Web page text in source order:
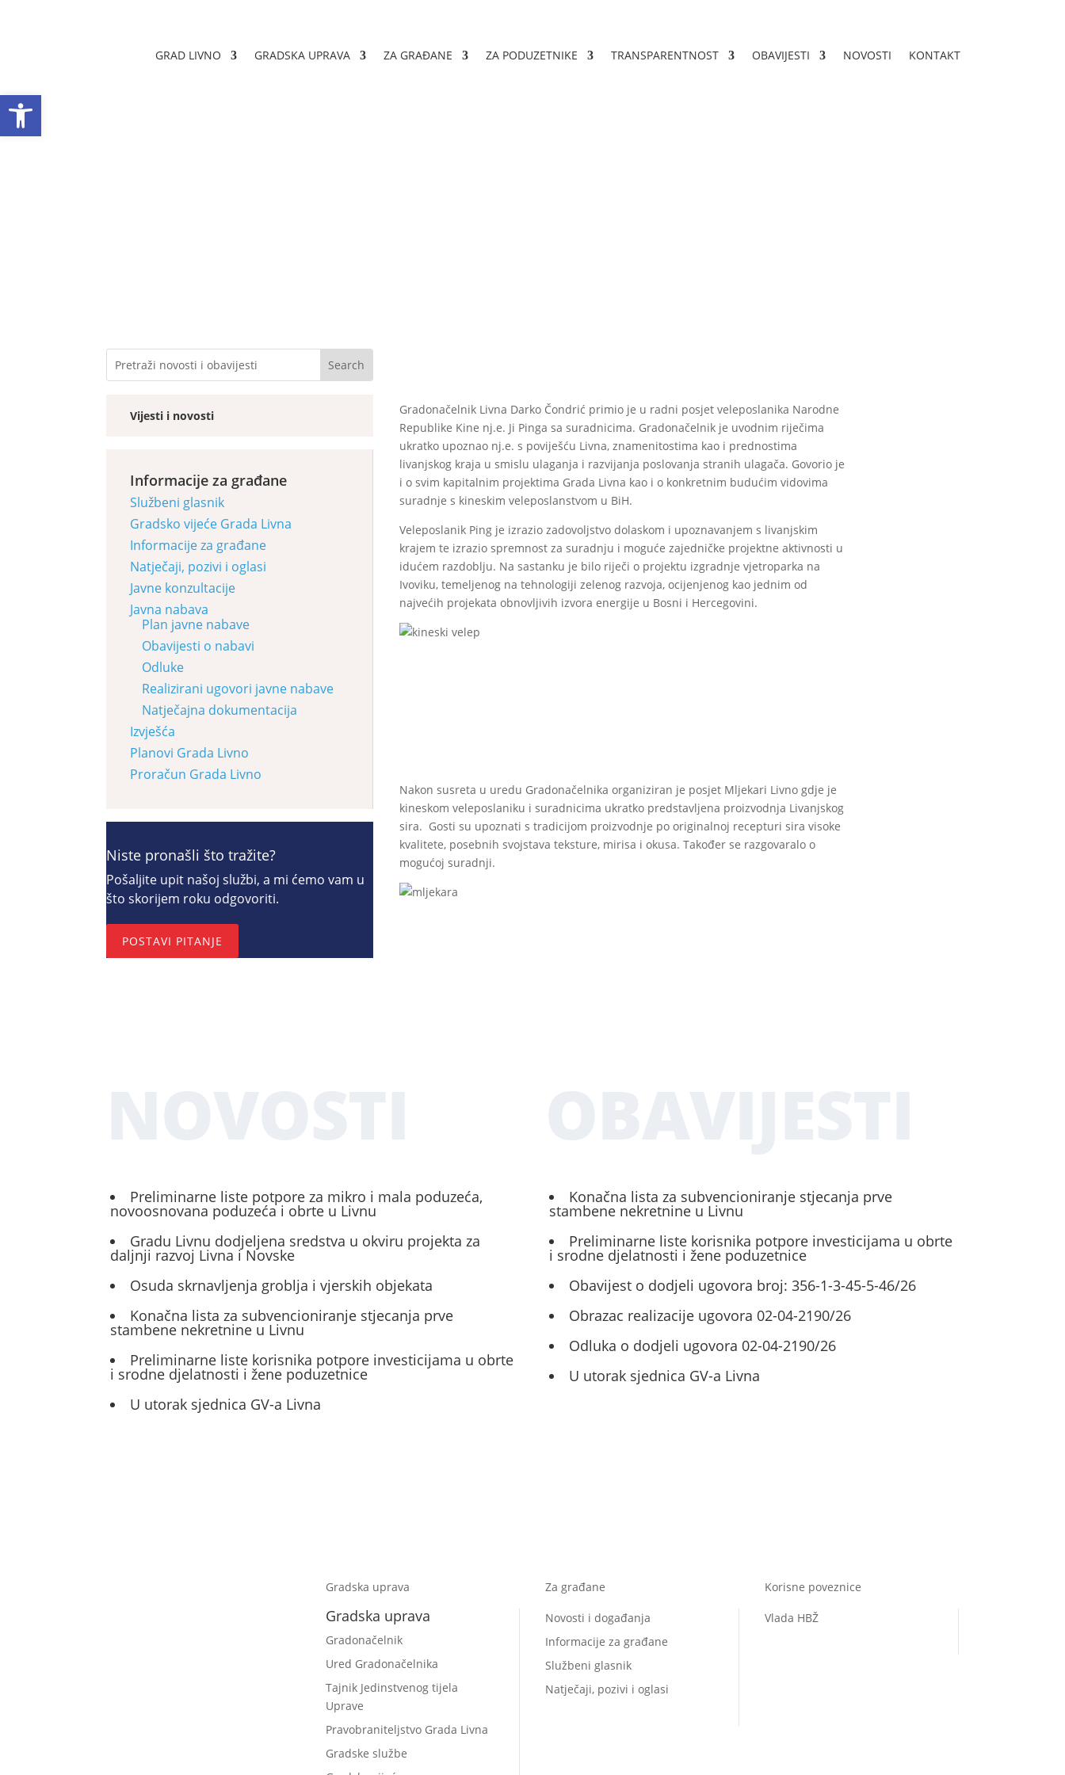
GRAD LIVNO GRADSKA UPRAVA ZA GRAĐANE ZA PODUZETNIKE TRANSPARENTNOST OBAVIJESTI NOVOSTI KONTAKT
Vijesti i novosti
Informacije za građane
Službeni glasnik
Gradsko vijeće Grada Livna
Informacije za građane
Natječaji, pozivi i oglasi
Javne konzultacije
Javna nabava
Plan javne nabave
Obavijesti o nabavi
Odluke
Realizirani ugovori javne nabave
Natječajna dokumentacija
Izvješća
Planovi Grada Livno
Proračun Grada Livno
Niste pronašli što tražite?
Pošaljite upit našoj službi, a mi ćemo vam u
što skorijem roku odgovoriti.
POSTAVI PITANJE
Gradonačelnik Livna Darko Čondrić primio je u radni posjet veleposlanika Narodne
Republike Kine nj.e. Ji Pinga sa suradnicima. Gradonačelnik je uvodnim riječima
ukratko upoznao nj.e. s poviješću Livna, znamenitostima kao i prednostima
livanjskog kraja u smislu ulaganja i razvijanja poslovanja stranih ulagača. Govorio je
i o svim kapitalnim projektima Grada Livna kao i o konkretnim budućim vidovima
suradnje s kineskim veleposlanstvom u BiH.
Veleposlanik Ping je izrazio zadovoljstvo dolaskom i upoznavanjem s livanjskim
krajem te izrazio spremnost za suradnju i moguće zajedničke projektne aktivnosti u
idućem razdoblju. Na sastanku je bilo riječi o projektu izgradnje vjetroparka na
Ivoviku, temeljenog na tehnologiji zelenog razvoja, ocijenjenog kao jednim od
najvećih projekata obnovljivih izvora energije u Bosni i Hercegovini.
Nakon susreta u uredu Gradonačelnika organiziran je posjet Mljekari Livno gdje je
kineskom veleposlaniku i suradnicima ukratko predstavljena proizvodnja Livanjskog
sira. Gosti su upoznati s tradicijom proizvodnje po originalnoj recepturi sira visoke
kvalitete, posebnih svojstava teksture, mirisa i okusa. Također se razgovaralo o
mogućoj suradnji.
Preliminarne liste potpore za mikro i mala poduzeća,
novoosnovana poduzeća i obrte u Livnu
Gradu Livnu dodjeljena sredstva u okviru projekta za
daljnji razvoj Livna i Novske
Osuda skrnavljenja groblja i vjerskih objekata
Konačna lista za subvencioniranje stjecanja prve
stambene nekretnine u Livnu
Preliminarne liste korisnika potpore investicijama u obrte
i srodne djelatnosti i žene poduzetnice
U utorak sjednica GV-a Livna
Konačna lista za subvencioniranje stjecanja prve
stambene nekretnine u Livnu
Preliminarne liste korisnika potpore investicijama u obrte
i srodne djelatnosti i žene poduzetnice
Obavijest o dodjeli ugovora broj: 356-1-3-45-5-46/26
Obrazac realizacije ugovora 02-04-2190/26
Odluka o dodjeli ugovora 02-04-2190/26
U utorak sjednica GV-a Livna
Gradska uprava
Gradska uprava
Gradonačelnik
Ured Gradonačelnika
Tajnik Jedinstvenog tijela
Uprave
Pravobraniteljstvo Grada Livna
Gradske službe
Za građane
Novosti i događanja
Informacije za građane
Službeni glasnik
Natječaji, pozivi i oglasi
Korisne poveznice
Vlada HBŽ
Open toolbar